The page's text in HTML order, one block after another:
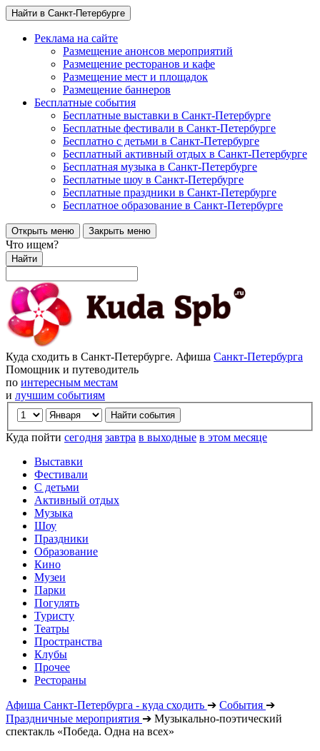
Найти в Санкт-Петербурге
Реклама на сайте
Размещение анонсов мероприятий
Размещение ресторанов и кафе
Размещение мест и площадок
Размещение баннеров
Бесплатные события
Бесплатные выставки в Санкт-Петербурге
Бесплатные фестивали в Санкт-Петербурге
Бесплатно с детьми в Санкт-Петербурге
Бесплатный активный отдых в Санкт-Петербурге
Бесплатная музыка в Санкт-Петербурге
Бесплатные шоу в Санкт-Петербурге
Бесплатные праздники в Санкт-Петербурге
Бесплатное образование в Санкт-Петербурге
Открыть меню Закрыть меню
Что ищем?
Найти
Куда сходить в Санкт-Петербурге. Афиша Санкт-Петербурга
Помощник и путеводитель
по интересным местам
и лучшим событиям
Куда пойти сегодня завтра в выходные в этом месяце
Выставки
Фестивали
С детьми
Активный отдых
Музыка
Шоу
Праздники
Образование
Кино
Музеи
Парки
Погулять
Туристу
Театры
Пространства
Клубы
Прочее
Рестораны
Афиша Санкт-Петербурга - куда сходить ➔ События ➔
Праздничные мероприятия ➔ Музыкально-поэтический
спектакль «Победа. Одна на всех»